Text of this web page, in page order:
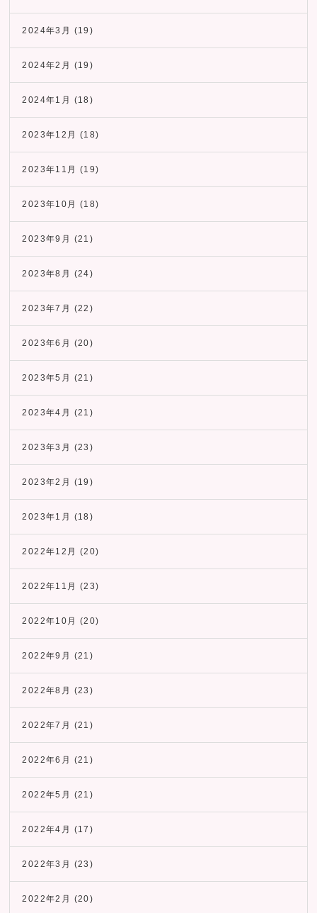
2024年3月 (19)
2024年2月 (19)
2024年1月 (18)
2023年12月 (18)
2023年11月 (19)
2023年10月 (18)
2023年9月 (21)
2023年8月 (24)
2023年7月 (22)
2023年6月 (20)
2023年5月 (21)
2023年4月 (21)
2023年3月 (23)
2023年2月 (19)
2023年1月 (18)
2022年12月 (20)
2022年11月 (23)
2022年10月 (20)
2022年9月 (21)
2022年8月 (23)
2022年7月 (21)
2022年6月 (21)
2022年5月 (21)
2022年4月 (17)
2022年3月 (23)
2022年2月 (20)